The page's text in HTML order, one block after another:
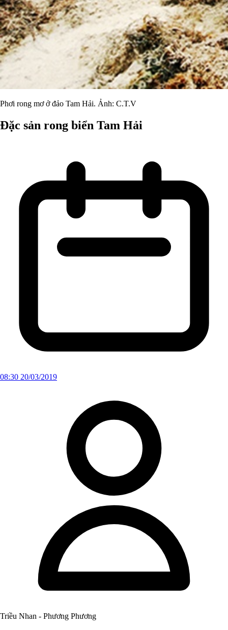
Phơi rong mơ ở đảo Tam Hải. Ảnh: C.T.V
Đặc sản rong biển Tam Hải
08:30 20/03/2019
Triều Nhan - Phương Phương